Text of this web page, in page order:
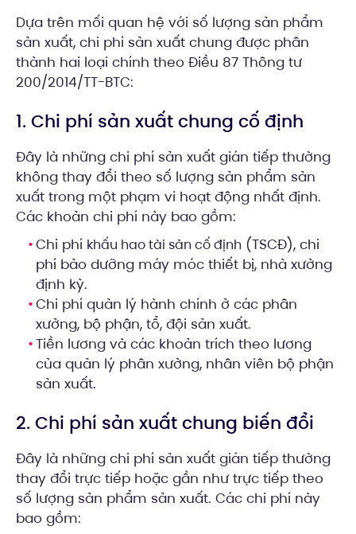
Dựa trên mối quan hệ với số lượng sản phẩm
sản xuất, chi phí sản xuất chung được phân
thành hai loại chính theo Điều 87 Thông tư
200/2014/TT-BTC:
1. Chi phí sản xuất chung cố định
Đây là những chi phí sản xuất gián tiếp thường
không thay đổi theo số lượng sản phẩm sản
xuất trong một phạm vi hoạt động nhất định.
Các khoản chi phí này bao gồm:
Chi phí khấu hao tài sản cố định (TSCĐ), chi
phí bảo dưỡng máy móc thiết bị, nhà xưởng
định kỳ.
Chi phí quản lý hành chính ở các phân
xưởng, bộ phận, tổ, đội sản xuất.
Tiền lương và các khoản trích theo lương
của quản lý phân xưởng, nhân viên bộ phận
sản xuất.
2. Chi phí sản xuất chung biến đổi
Đây là những chi phí sản xuất gián tiếp thường
thay đổi trực tiếp hoặc gần như trực tiếp theo
số lượng sản phẩm sản xuất. Các chi phí này
bao gồm: